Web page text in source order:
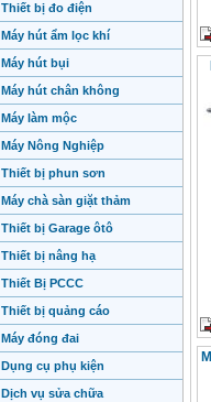
Thiết bị đo điện
Máy hút ẩm lọc khí
Máy hút bụi
Máy hút chân không
Máy làm mộc
Máy Nông Nghiệp
Thiết bị phun sơn
Máy chà sàn giặt thảm
Thiết bị Garage ôtô
Thiết bị nâng hạ
Thiết Bị PCCC
Thiết bị quảng cáo
Máy đóng đai
Dụng cụ phụ kiện
Dịch vụ sửa chữa